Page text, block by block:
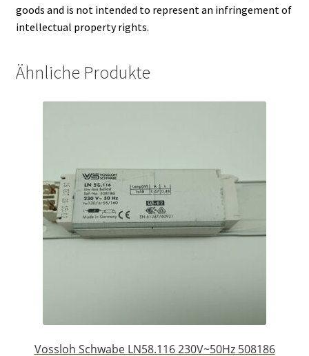
goods and is not intended to represent an infringement of
intellectual property rights.
Ähnliche Produkte
Vossloh Schwabe LN58.116 230V~50Hz 508186